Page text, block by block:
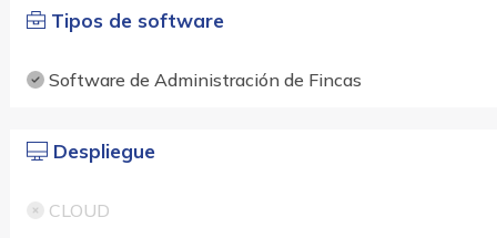
Tipos de software
Software de Administración de Fincas
Despliegue
CLOUD